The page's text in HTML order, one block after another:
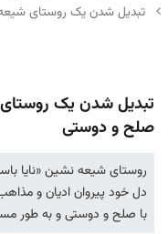
تبدیل شدن یک روستای
تبدیل شدن یک
صلح و دوستی
روستای شیعه نشین «نایا
دل خود پیروان ادیان و
با صلح و دوستی و به طور